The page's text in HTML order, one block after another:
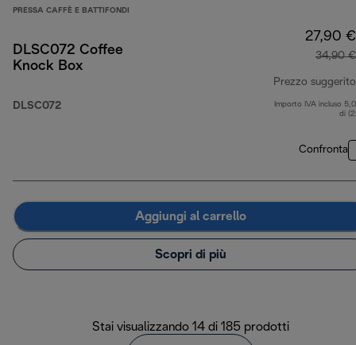
PRESSA CAFFÈ E BATTIFONDI
DLSC072 Coffee
Knock Box
DLSC072
27,90 €
34,90 €
Prezzo suggerito
Importo IVA incluso
di
Confronta
Aggiungi al carrello
Scopri di più
Stai visualizzando 14 di 185 prodotti